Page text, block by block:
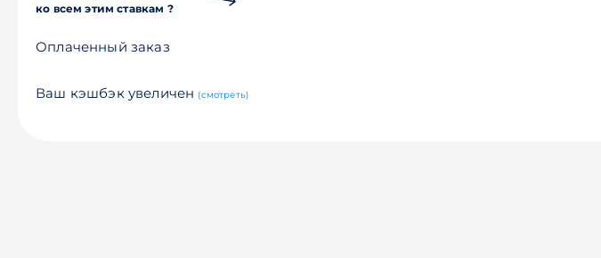
ко всем этим ставкам ?
Оплаченный заказ
Ваш кэшбэк увеличен (смотреть)